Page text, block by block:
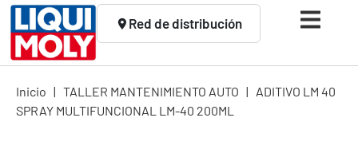
Red de distribución
Inicio | TALLER MANTENIMIENTO AUTO | ADITIVO LM 40
SPRAY MULTIFUNCIONAL LM-40 200ML